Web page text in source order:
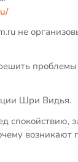
не
проблемы
Шри Видья.
спокойствию,
возникают